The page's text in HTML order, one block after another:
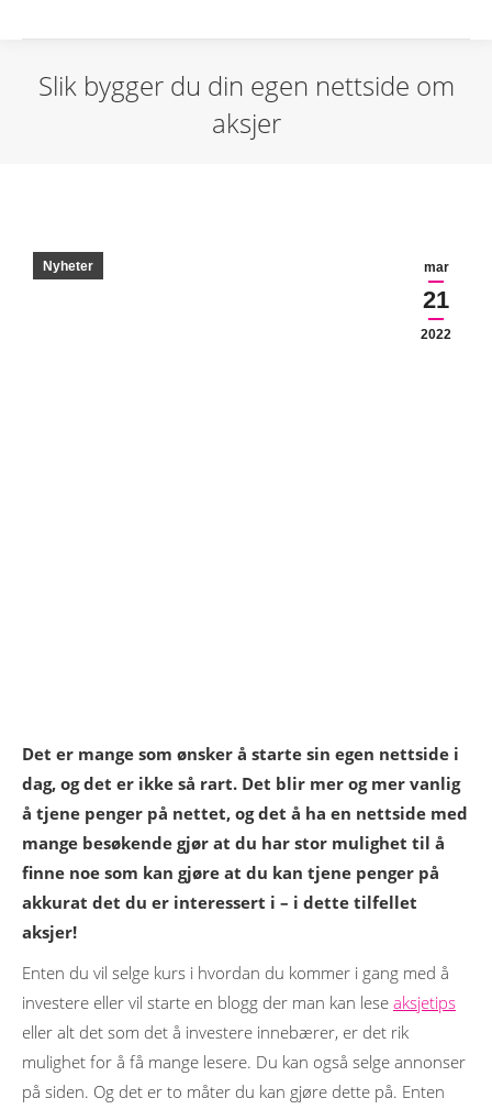
Slik bygger du din egen nettside om
aksjer
mar
21
2022
Nyheter
Det er mange som ønsker å starte sin egen nettside i
dag, og det er ikke så rart. Det blir mer og mer vanlig
å tjene penger på nettet, og det å ha en nettside med
mange besøkende gjør at du har stor mulighet til å
finne noe som kan gjøre at du kan tjene penger på
akkurat det du er interessert i – i dette tilfellet
aksjer!
Enten du vil selge kurs i hvordan du kommer i gang med å
investere eller vil starte en blogg der man kan lese aksjetips
eller alt det som det å investere innebærer, er det rik
mulighet for å få mange lesere. Du kan også selge annonser
på siden. Og det er to måter du kan gjøre dette på. Enten